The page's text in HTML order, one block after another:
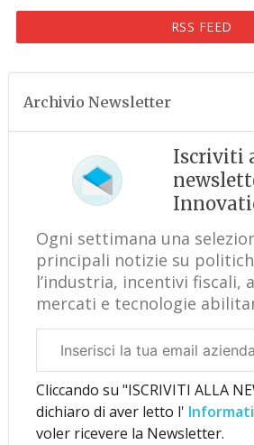
RSS FEED
Archivio Newsletter
Iscriviti
Ogni settimana una
principali notizie su
l’industria, incentivi fiscali,
mercati e tecnologie
aziendale
Cliccando su "ISCRIVITI ALLA
dichiaro di aver letto l'
voler ricevere la Newsletter.